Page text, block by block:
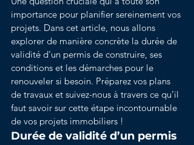
importance pour planifier sereinement vos
projets. Dans cet article, nous allons
explorer de manière concrète la durée de
validité d’un permis de construire, ses
conditions et les démarches pour le
renouveler si besoin. Préparez vos plans
de travaux et suivez-nous à travers ce qu’il
faut savoir sur cette étape incontournable
de vos projets immobiliers !
Durée de validité d’un permis